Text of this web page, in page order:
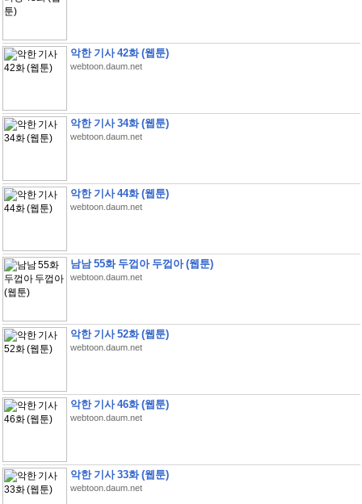
악한 기사 42화 (웹툰)
webtoon.daum.net
악한 기사 34화 (웹툰)
webtoon.daum.net
악한 기사 44화 (웹툰)
webtoon.daum.net
남남 55화 두껍아 두껍아 (웹툰)
webtoon.daum.net
악한 기사 52화 (웹툰)
webtoon.daum.net
악한 기사 46화 (웹툰)
webtoon.daum.net
악한 기사 33화 (웹툰)
webtoon.daum.net